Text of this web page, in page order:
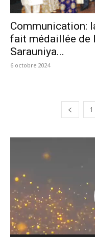
Communication:
fait médaillée de
Sarauniya...
6 octobre 2024
1